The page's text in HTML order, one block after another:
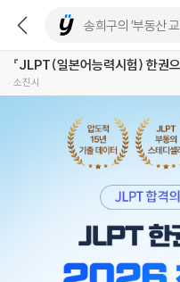
『JLPT(일본어능력시험) 한권
소진시